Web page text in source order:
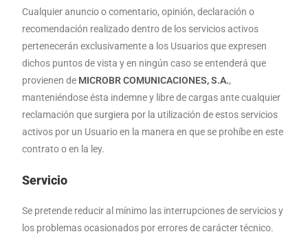
Cualquier anuncio o comentario, opinión, declaración o
recomendación realizado dentro de los servicios activos
pertenecerán exclusivamente a los Usuarios que expresen
dichos puntos de vista y en ningún caso se entenderá que
provienen de MICROBR COMUNICACIONES, S.A.,
manteniéndose ésta indemne y libre de cargas ante cualquier
reclamación que surgiera por la utilización de estos servicios
activos por un Usuario en la manera en que se prohíbe en este
contrato o en la ley.
Servicio
Se pretende reducir al mínimo las interrupciones de servicios y
los problemas ocasionados por errores de carácter técnico.